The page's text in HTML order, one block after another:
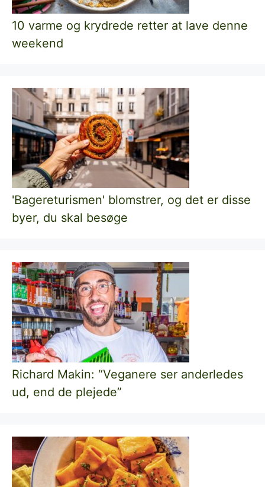
10 varme og krydrede retter at lave denne
weekend
'Bagereturismen' blomstrer, og det er disse
byer, du skal besøge
Richard Makin: “Veganere ser anderledes
ud, end de plejede”